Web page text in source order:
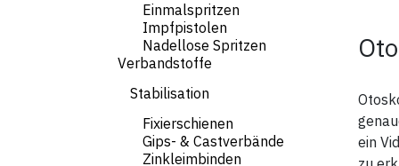
Einmalspritzen
Impfpistolen
Nadellose Spritzen
Verbandstoffe
Stabilisation
Fixierschienen
Gips- & Castverbände
Zinkleimbinden
ein